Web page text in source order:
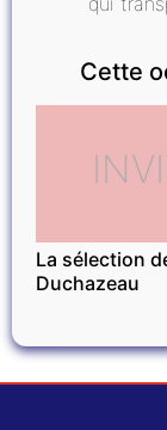
Cette
La sélection
Duchazeau